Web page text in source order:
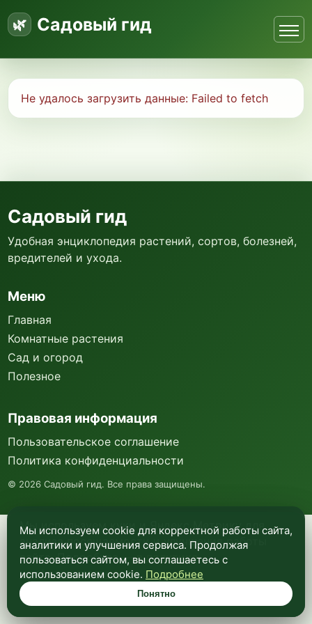
Садовый гид
Не удалось загрузить данные: Failed to fetch
Мы используем куки и Яндекс Метрику для
анализа посещаемости и улучшения работы
сайта. Подробнее —в политике
конфиденциальности.
Понятно
Садовый гид
Удобная энциклопедия растений, сортов, болезней,
вредителей и ухода.
Меню
Главная
Комнатные растения
Сад и огород
Полезное
Правовая информация
Пользовательское соглашение
Политика конфиденциальности
© 2026 Садовый гид. Все права защищены.
Мы используем cookie для корректной работы сайта,
аналитики и улучшения сервиса. Продолжая
пользоваться сайтом, вы соглашаетесь с
использованием cookie. Подробнее
Понятно